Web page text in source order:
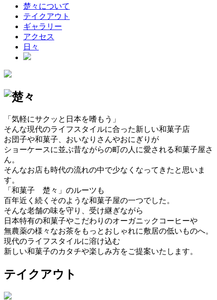
楚々について
テイクアウト
ギャラリー
アクセス
日々
「気軽にサクッと日本を嗜もう」
そんな現代のライフスタイルに合った新しい和菓子店
お団子や和菓子、おいなりさんやおにぎりが
ショーケースに並ぶ昔ながらの町の人に愛される和菓子屋さ
ん。
そんなお店も時代の流れの中で少なくなってきたと思いま
す。
「和菓子 楚々」のルーツも
百年近く続くそのような和菓子屋の一つでした。
そんな老舗の味を守り、受け継ぎながら
日本特有の和菓子やこだわりのオーガニックコーヒーや
無農薬の様々なお茶をもっとおしゃれに敷居の低いものへ。
現代のライフスタイルに溶け込む
新しい和菓子のカタチや楽しみ方をご提案いたします。
テイクアウト